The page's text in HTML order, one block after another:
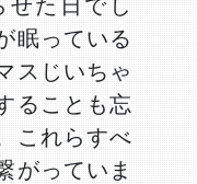
せた日でし
眠っている
スじいちゃ
ることも忘
これらすべ
がっていま